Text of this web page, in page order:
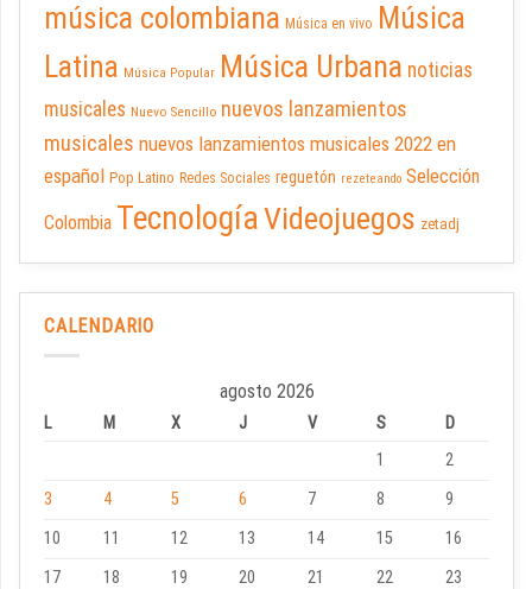
música colombiana Música en vivo Música
Latina Música Popular Música Urbana noticias
musicales Nuevo Sencillo nuevos lanzamientos
musicales nuevos lanzamientos musicales 2022 en
español Pop Latino Redes Sociales reguetón rezeteando Selección
Colombia TecnologíaVideojuegos zetadj
CALENDARIO
agosto 2026
L M X J V S
D
1
2
3
4 5 6 7 8
9
10
11 12 13 14 15
16
17
18 19 20 21 22
23